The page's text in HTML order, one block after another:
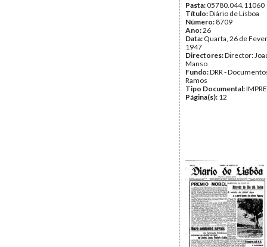
Pasta:05780.044.11060
Título:Diário de Lisboa
Número: 8709
Ano:26
Data: Quarta, 26 de
1947
Directores:Director:
Manso
Fundo:DRR -
Ramos
Tipo Documental:
Página(s): 12